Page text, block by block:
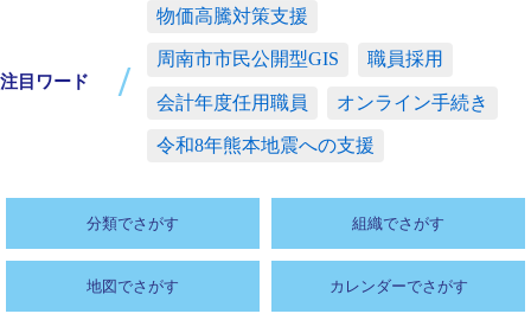
注目ワード
物価高騰対策支援
周南市市民公開型GIS 職員採用
会計年度任用職員 オンライン手続き
令和8年熊本地震への支援
分類でさがす 組織でさがす
地図でさがす カレンダーでさがす